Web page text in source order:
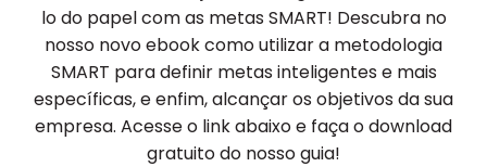
lo do papel com as metas SMART! Descubra no
nosso novo ebook como utilizar a metodologia
SMART para definir metas inteligentes e mais
específicas, e enfim, alcançar os objetivos da sua
empresa. Acesse o link abaixo e faça o download
gratuito do nosso guia!